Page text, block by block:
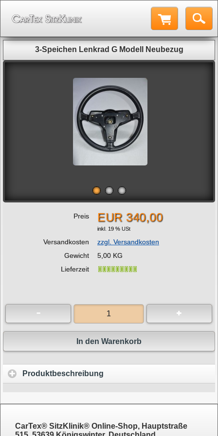
3-Speichen Lenkrad G Modell Neubezug
Preis EUR 340,00
inkl. 19 % USt
Versandkosten
zzgl. Versandkosten
Gewicht
5,00 KG
Lieferzeit
In den Warenkorb
Produktbeschreibung
CarTex® SitzKlinik® Online-Shop, Hauptstraße